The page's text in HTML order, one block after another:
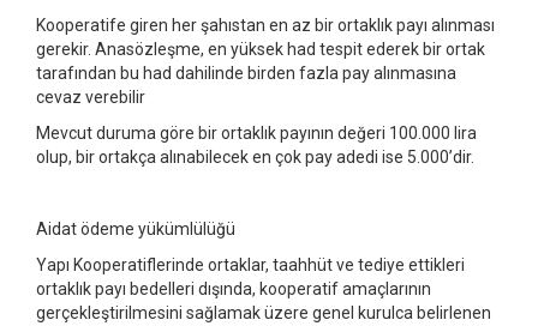
Kooperatife giren her şahıstan en az bir ortaklık payı alınması
gerekir. Anasözleşme, en yüksek had tespit ederek bir ortak
tarafından bu had dahilinde birden fazla pay alınmasına
cevaz verebilir
Mevcut duruma göre bir ortaklık payının değeri 100.000 lira
olup, bir ortakça alınabilecek en çok pay adedi ise 5.000’dir.
Aidat ödeme yükümlülüğü
Yapı Kooperatiflerinde ortaklar, taahhüt ve tediye ettikleri
ortaklık payı bedelleri dışında, kooperatif amaçlarının
gerçekleştirilmesini sağlamak üzere genel kurulca belirlenen